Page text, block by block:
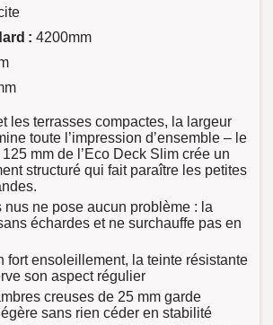
: 4200mm
les terrasses compactes, la largeur
toute l’impression d’ensemble – le
mm de l’Eco Deck Slim crée un
structuré qui fait paraître les petites
nus ne pose aucun problème : la
échardes et ne surchauffe pas en
fort ensoleillement, la teinte résistante
son aspect régulier
creuses de 25 mm garde
sans rien céder en stabilité